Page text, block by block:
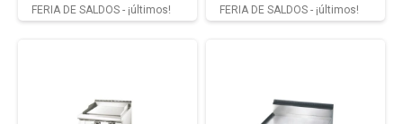
FERIA DE SALDOS - ¡últimos!
FERIA DE SALDOS - ¡últimos!